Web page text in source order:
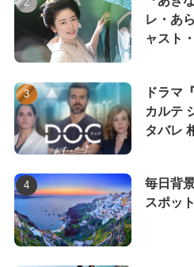
レ・あ
ャスト
ドラマ
カルテ
タバレ
毎日背
スポッ